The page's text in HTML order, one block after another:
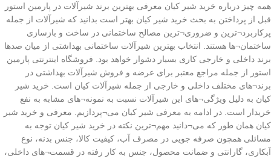
همه چیز درباره خرید شیر کیان معرفی بهترین برند شیرآلات در پارمین استور
قبل از پرداختن به بحث خرید شیر کیان بهتر است بدانید که شیرآلات از جمله
پرکاربرد¬ترین و ضروری¬ترین مصالح ساختمانی در ساخت و بازسازی
ساختمان¬ها هستند. انتخاب بهترین شیرآلات ساختمانی بهداشتی از میان صدها
برند داخلی و خارجی کاری بسیار دشوار خواهد بود. فروشگاه اینترنتی پارمین
استور از جمله مراجع معتبر برای عرضه و فروش شیرآلات بهداشتی در
برند¬های مختلف داخلی و خارجی از جمله شیرآلات کیان است. خرید شیر
کیان به دلیل ویژگی¬های این شیرآلات نسبت به نمونه¬های مشابه به نفع
خریدار است. در ادامه به معرفی شیر کیان می¬پردازیم. معرفی و خرید شیر
کیان همان طور که می¬دانید مهم¬ترین نکته در خرید شیر کیان توجه به
مسائلی همچون صرفه جویی در مصرف آب، کیفیت کالا، جنس بدنه، نوع
آبکاری، گارانتی و ضمانت محصول، جنس به کار رفته در قسمت¬های داخلی،